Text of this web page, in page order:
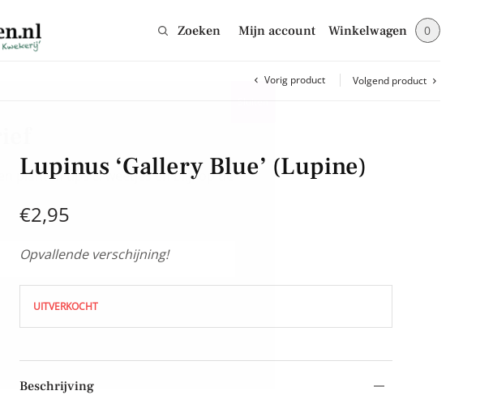
Zoeken Mijn account Winkelwagen 0
Vorig product Volgend product
Lupinus ‘Gallery Blue’ (Lupine)
€2,95
Opvallende verschijning!
UITVERKOCHT
Beschrijving
planten tips & weetjes en blijf op de